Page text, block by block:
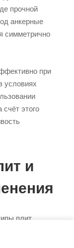
прочной
анкерные
симметрично
при
условиях
счёт этого
и
плит,
монтажа